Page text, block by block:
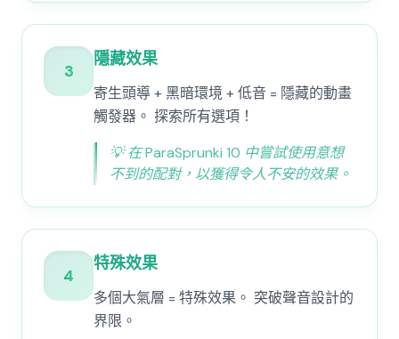
3
隱藏效果
寄生頭導 + 黑暗環境 + 低音 = 隱藏的動畫
觸發器。 探索所有選項！
💡在 ParaSprunki 10 中嘗試使用意想
不到的配對，以獲得令人不安的效果。
4
特殊效果
多個大氣層 = 特殊效果。 突破聲音設計的
界限。